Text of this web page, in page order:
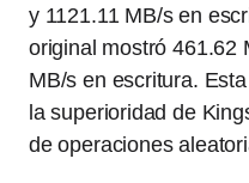
y 1121.11 MB/s en
original mostró 461.62
MB/s en escritura.
la superioridad de
de operaciones